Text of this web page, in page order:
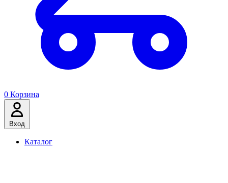
0 Корзина
Вход
Каталог